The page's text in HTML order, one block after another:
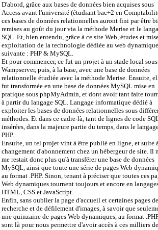
D'abord, grâce aux bases de données bien acquises sous
Access avant l'université (étudiant bac+2 en
ces bases de données relationnelles auront fini par être
remises au goût du jour via la méthode Merise et le
SQL. Et, bien entendu, grâce à ce site Web, études et
exploitation de la technologie dédiée au web dynamique
suivante : PHP & MySQL.
Et pour commencer, ce fut un projet à un stade local sous
Wampserver, puis, à la base, avec une base de données
relationnelle étudiée avec la méthode Merise. Ensuite,
fut transformée en une base de données MySQL mise en
pratique sous phpMyAdmin, et dont avoir tant faite
à partir du langage SQL. Langage informatique dédié à
exploiter les bases de données relationnelles sous
méthodes. Et dans ce cadre-là, tant de lignes de code
insérées, dans la majeure partie du temps, dans le
PHP.
Ensuite, un tel projet vint à être publié en ligne, et suite
changement d'abonnement chez un hébergeur de site. Il
me restait donc plus qu'à transférer une base de données
MySQL, ainsi que toute une série de pages Web
au format .PHP. Sinon, tenant à préciser que toutes ces
Web dynamiques tournent toujours et encore en
HTML, CSS et JavaScript.
Enfin, sans oublier la page d'accueil et certaines pages de
recherche et de défilement d'images, à savoir que
une quinzaine de pages Web dynamiques, au format
sont là pour nous permettre d'avoir accès à ces milliers